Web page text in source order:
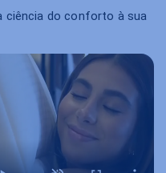
ciência do conforto à sua